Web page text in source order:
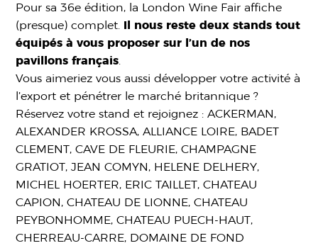
Pour sa 36e édition, la London Wine Fair affiche
(presque) complet. Il nous reste deux stands tout
équipés à vous proposer sur l’un de nos
pavillons français.
Vous aimeriez vous aussi développer votre activité à
l’export et pénétrer le marché britannique ?
Réservez votre stand et rejoignez : ACKERMAN,
ALEXANDER KROSSA, ALLIANCE LOIRE, BADET
CLEMENT, CAVE DE FLEURIE, CHAMPAGNE
GRATIOT, JEAN COMYN, HELENE DELHERY,
MICHEL HOERTER, ERIC TAILLET, CHATEAU
CAPION, CHATEAU DE LIONNE, CHATEAU
PEYBONHOMME, CHATEAU PUECH-HAUT,
CHERREAU-CARRE, DOMAINE DE FOND